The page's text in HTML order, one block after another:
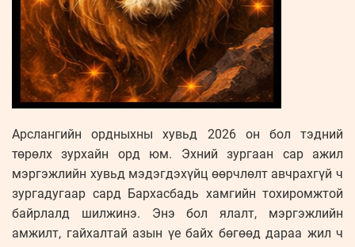
Арслангийн ордныхны хувьд 2026 он бол тэдний
төрөлх зурхайн орд юм. Эхний зургаан сар ажил
мэргэжлийн хувьд мэдэгдэхүйц өөрчлөлт авчрахгүй ч
зургадугаар сард Бархасбадь хамгийн тохиромжтой
байрлалд шилжинэ. Энэ бол ялалт, мэргэжлийн
амжилт, гайхалтай азын үе байх бөгөөд дараа жил ч